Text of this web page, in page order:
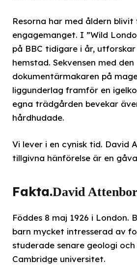
Resorna har med åldern
engagemanget. I ”Wild
på BBC tidigare i år,
hemstad. Sekvensen med
dokumentärmakaren på
liggunderlag framför en
egna trädgården bevekar
hårdhudade.
Vi lever i en cynisk tid. David
tillgivna hänförelse är en
Fakta.David
Föddes 8 maj 1926 i London.
barn mycket intresserad av
studerade senare geologi
Cambridge universitet.